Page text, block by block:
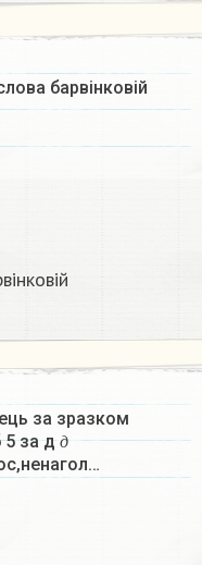
барвінковій
за зразком
5 за дд
д